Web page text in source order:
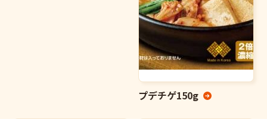
プデチゲ150g